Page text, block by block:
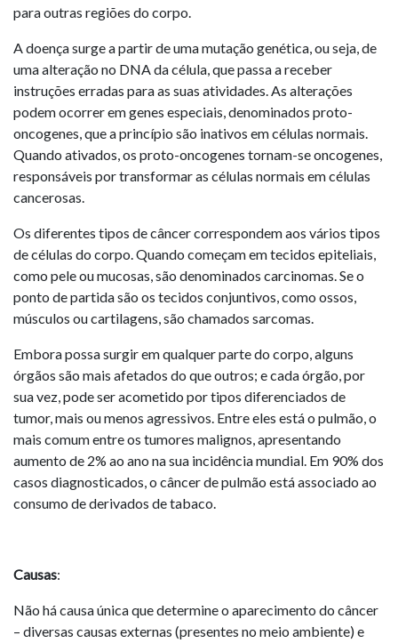
para outras regiões do corpo.
A doença surge a partir de uma mutação genética, ou seja, de
uma alteração no DNA da célula, que passa a receber
instruções erradas para as suas atividades. As alterações
podem ocorrer em genes especiais, denominados proto-
oncogenes, que a princípio são inativos em células normais.
Quando ativados, os proto-oncogenes tornam-se oncogenes,
responsáveis por transformar as células normais em células
cancerosas.
Os diferentes tipos de câncer correspondem aos vários tipos
de células do corpo. Quando começam em tecidos epiteliais,
como pele ou mucosas, são denominados carcinomas. Se o
ponto de partida são os tecidos conjuntivos, como ossos,
músculos ou cartilagens, são chamados sarcomas.
Embora possa surgir em qualquer parte do corpo, alguns
órgãos são mais afetados do que outros; e cada órgão, por
sua vez, pode ser acometido por tipos diferenciados de
tumor, mais ou menos agressivos. Entre eles está o pulmão, o
mais comum entre os tumores malignos, apresentando
aumento de 2% ao ano na sua incidência mundial. Em 90% dos
casos diagnosticados, o câncer de pulmão está associado ao
consumo de derivados de tabaco.
Causas:
Não há causa única que determine o aparecimento do câncer
– diversas causas externas (presentes no meio ambiente) e